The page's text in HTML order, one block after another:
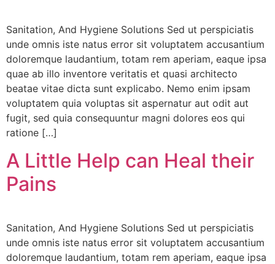
Sanitation, And Hygiene Solutions Sed ut perspiciatis
unde omnis iste natus error sit voluptatem accusantium
doloremque laudantium, totam rem aperiam, eaque ipsa
quae ab illo inventore veritatis et quasi architecto
beatae vitae dicta sunt explicabo. Nemo enim ipsam
voluptatem quia voluptas sit aspernatur aut odit aut
fugit, sed quia consequuntur magni dolores eos qui
ratione […]
A Little Help can Heal their
Pains
Sanitation, And Hygiene Solutions Sed ut perspiciatis
unde omnis iste natus error sit voluptatem accusantium
doloremque laudantium, totam rem aperiam, eaque ipsa